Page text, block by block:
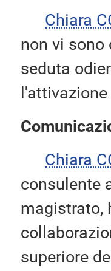
Chiara
non vi sono
seduta
Chiara
consulente
magistrato,
superiore